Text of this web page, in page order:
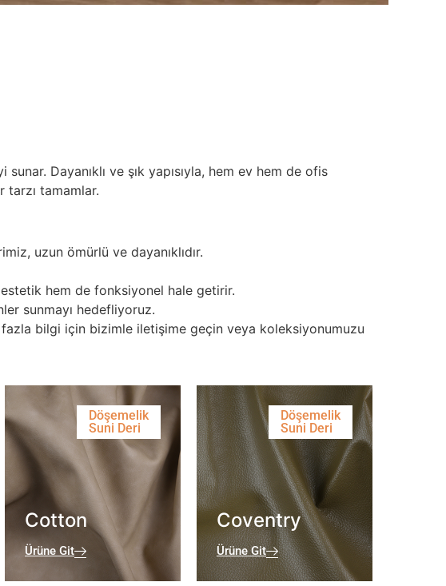
Dayanıklı ve şık yapısıyla, hem ev hem de ofis
tamamlar.
uzun ömürlü ve dayanıklıdır.
estetik hem de fonksiyonel hale getirir.
sunmayı hedefliyoruz.
fazla bilgi için bizimle iletişime geçin veya koleksiyonumuzu
Döşemelik
Suni Deri
Cotton
Ürüne Git
Döşemelik
Suni Deri
Coventry
Ürüne Git